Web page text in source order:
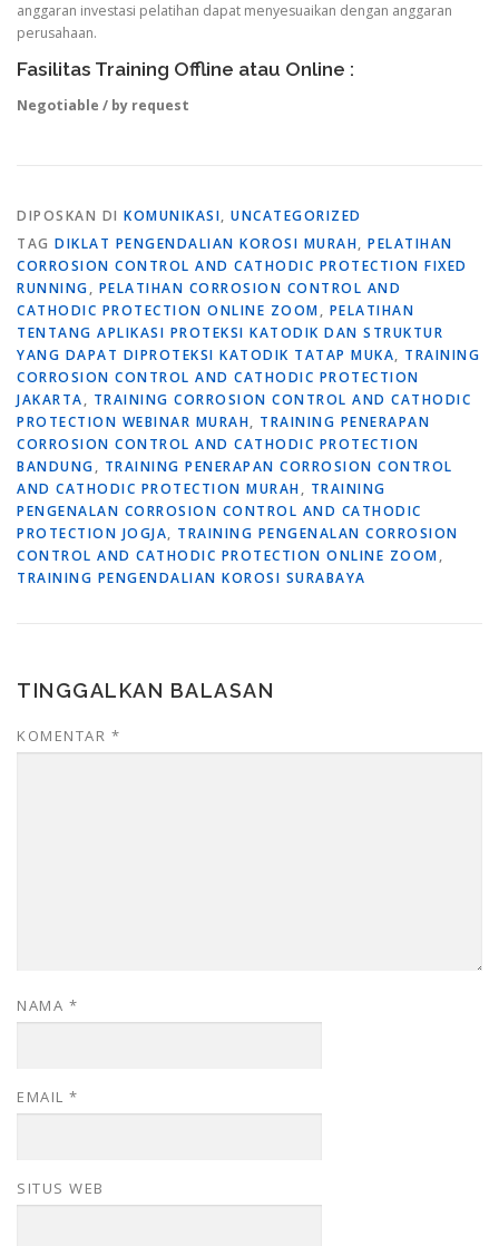
anggaran investasi pelatihan dapat menyesuaikan dengan anggaran
perusahaan.
Fasilitas Training Offline atau Online :
Negotiable / by request
DIPOSKAN DI KOMUNIKASI, UNCATEGORIZED
TAG DIKLAT PENGENDALIAN KOROSI MURAH, PELATIHAN
CORROSION CONTROL AND CATHODIC PROTECTION FIXED
RUNNING, PELATIHAN CORROSION CONTROL AND
CATHODIC PROTECTION ONLINE ZOOM, PELATIHAN
TENTANG APLIKASI PROTEKSI KATODIK DAN STRUKTUR
YANG DAPAT DIPROTEKSI KATODIK TATAP MUKA, TRAINING
CORROSION CONTROL AND CATHODIC PROTECTION
JAKARTA, TRAINING CORROSION CONTROL AND CATHODIC
PROTECTION WEBINAR MURAH, TRAINING PENERAPAN
CORROSION CONTROL AND CATHODIC PROTECTION
BANDUNG, TRAINING PENERAPAN CORROSION CONTROL
AND CATHODIC PROTECTION MURAH, TRAINING
PENGENALAN CORROSION CONTROL AND CATHODIC
PROTECTION JOGJA, TRAINING PENGENALAN CORROSION
CONTROL AND CATHODIC PROTECTION ONLINE ZOOM,
TRAINING PENGENDALIAN KOROSI SURABAYA
TINGGALKAN BALASAN
KOMENTAR *
NAMA *
EMAIL *
SITUS WEB